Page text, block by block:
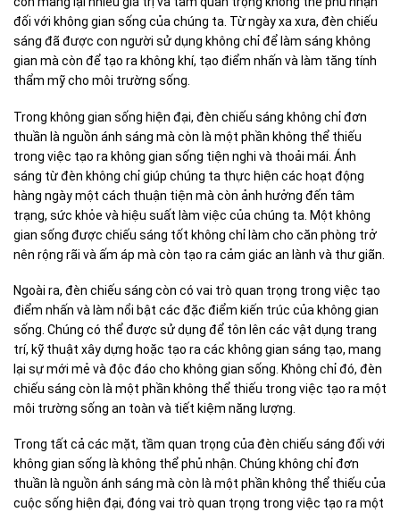
đối với không gian sống của chúng ta. Từ ngày xa xưa, đèn chiếu
sáng đã được con người sử dụng không chỉ để làm sáng không
gian mà còn để tạo ra không khí, tạo điểm nhấn và làm tăng tính
thẩm mỹ cho môi trường sống.
Trong không gian sống hiện đại, đèn chiếu sáng không chỉ đơn
thuần là nguồn ánh sáng mà còn là một phần không thể thiếu
trong việc tạo ra không gian sống tiện nghi và thoải mái. Ánh
sáng từ đèn không chỉ giúp chúng ta thực hiện các hoạt động
hàng ngày một cách thuận tiện mà còn ảnh hưởng đến tâm
trạng, sức khỏe và hiệu suất làm việc của chúng ta. Một không
gian sống được chiếu sáng tốt không chỉ làm cho căn phòng trở
nên rộng rãi và ấm áp mà còn tạo ra cảm giác an lành và thư giãn.
Ngoài ra, đèn chiếu sáng còn có vai trò quan trọng trong việc tạo
điểm nhấn và làm nổi bật các đặc điểm kiến trúc của không gian
sống. Chúng có thể được sử dụng để tôn lên các vật dụng trang
trí, kỹ thuật xây dựng hoặc tạo ra các không gian sáng tạo, mang
lại sự mới mẻ và độc đáo cho không gian sống. Không chỉ đó, đèn
chiếu sáng còn là một phần không thể thiếu trong việc tạo ra một
môi trường sống an toàn và tiết kiệm năng lượng.
Trong tất cả các mặt, tầm quan trọng của đèn chiếu sáng đối với
không gian sống là không thể phủ nhận. Chúng không chỉ đơn
thuần là nguồn ánh sáng mà còn là một phần không thể thiếu của
cuộc sống hiện đại, đóng vai trò quan trọng trong việc tạo ra một